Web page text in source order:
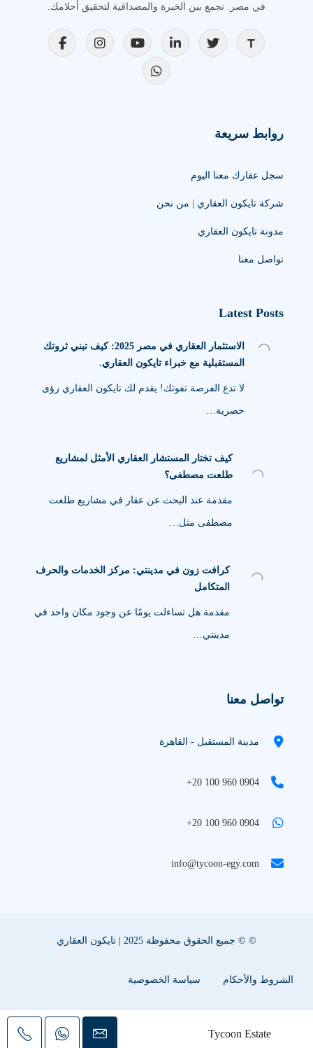
Tycoon Estate
في مصر. نجمع بين الخبرة والمصداقية لتحقيق أحلامك.
روابط سريعة
سجل عقارك معنا اليوم
شركة تايكون العقاري | من نحن
مدونة تايكون العقاري
تواصل معنا
Latest Posts
الاستثمار العقاري في مصر 2025: كيف تبني ثروتك
المستقبلية مع خبراء تايكون العقاري.
لا تدع الفرصة تفوتك! يقدم لك تايكون العقاري رؤى
حصرية…
كيف تختار المستشار العقاري الأمثل لمشاريع
طلعت مصطفى؟
مقدمة عند البحث عن عقار في مشاريع طلعت
مصطفى مثل…
كرافت زون في مدينتي: مركز الخدمات والحرف
المتكامل
مقدمة هل تساءلت يومًا عن وجود مكان واحد في
مدينتي…
تواصل معنا
مدينة المستقبل - القاهرة
+20 100 960 0904
+20 100 960 0904
info@tycoon-egy.com
© © جميع الحقوق محفوظة 2025 | تايكون العقاري
الشروط والأحكام سياسة الخصوصية
سياسة ملفات تعريف الإرتباط اعلن عقارك معنا